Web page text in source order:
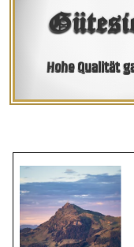
Hohe Qualität